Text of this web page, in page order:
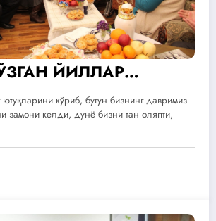
ЙИЛЛАР…
кўриб, бугун бизнинг давримиз
замони келди, дунё бизни тан оляпти,